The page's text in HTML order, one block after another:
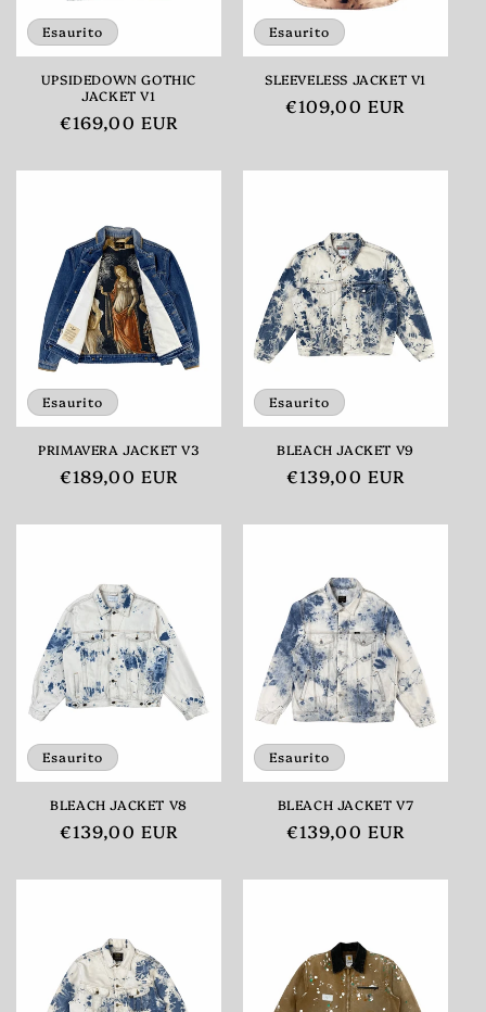
Esaurito
UPSIDEDOWN GOTHIC
JACKET V1
Prezzo
listino
€169,00 EUR
Esaurito
SLEEVELESS JACKET V1
Prezzo
€109,00 EUR
Esaurito
PRIMAVERA JACKET V3
Prezzo
listino
€189,00 EUR
Esaurito
BLEACH JACKET V9
Prezzo
listino
€139,00 EUR
Esaurito
BLEACH JACKET V8
Prezzo
listino
€139,00 EUR
Esaurito
BLEACH JACKET V7
Prezzo
listino
€139,00 EUR